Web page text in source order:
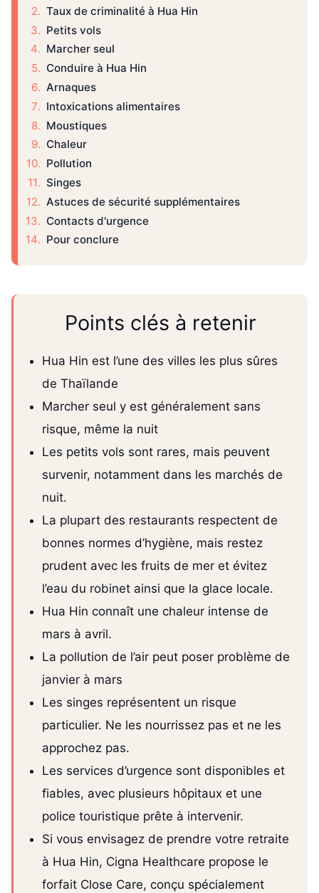
Taux de criminalité à Hua Hin
Petits vols
Marcher seul
Conduire à Hua Hin
Arnaques
Intoxications alimentaires
Moustiques
Chaleur
Pollution
Singes
Astuces de sécurité supplémentaires
Contacts d'urgence
Pour conclure
Points clés à retenir
Hua Hin est l’une des villes les plus sûres
de Thaïlande
Marcher seul y est généralement sans
risque, même la nuit
Les petits vols sont rares, mais peuvent
survenir, notamment dans les marchés de
nuit.
La plupart des restaurants respectent de
bonnes normes d’hygiène, mais restez
prudent avec les fruits de mer et évitez
l’eau du robinet ainsi que la glace locale.
Hua Hin connaît une chaleur intense de
mars à avril.
La pollution de l’air peut poser problème de
janvier à mars
Les singes représentent un risque
particulier. Ne les nourrissez pas et ne les
approchez pas.
Les services d’urgence sont disponibles et
fiables, avec plusieurs hôpitaux et une
police touristique prête à intervenir.
Si vous envisagez de prendre votre retraite
à Hua Hin, Cigna Healthcare propose le
forfait Close Care, conçu spécialement